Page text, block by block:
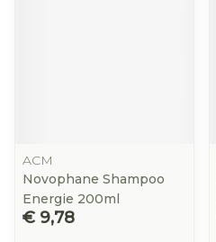
ACM
Novophane Shampoo
Energie 200ml
€ 9,78